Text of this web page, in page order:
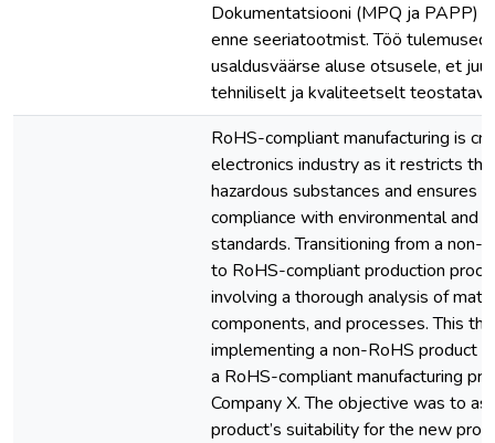
Dokumentatsiooni (MPQ ja PAPP)
enne seeriatootmist. Töö tulemused
usaldusväärse aluse otsusele, et
tehniliselt ja kvaliteetselt teostatav.
RoHS-compliant manufacturing is
electronics industry as it restricts
hazardous substances and ensures
compliance with environmental and
standards. Transitioning from a non-
to RoHS-compliant production
involving a thorough analysis of
components, and processes. This
implementing a non-RoHS product
a RoHS-compliant manufacturing
Company X. The objective was to
product’s suitability for the new